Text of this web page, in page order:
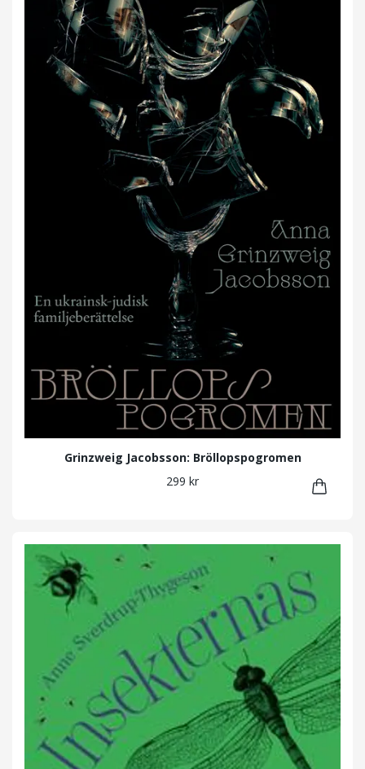
Grinzweig Jacobsson: Bröllopspogromen
299 kr